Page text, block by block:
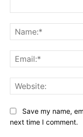
Save my name,
next time I comment.